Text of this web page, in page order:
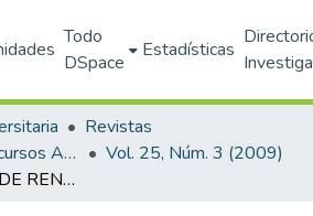
Todo
DSpace
Estadísticas
Revistas
Ecosistemas y Recursos Agropecuarios
Vol. 25, Núm. 3 (2009)
COMPONENTES DE RENDIMIENTO DE CANOLA (<em>Brassica napus</em> L.) EN SIEMBRA A BAJA DENSIDAD DE POBLACIÓN